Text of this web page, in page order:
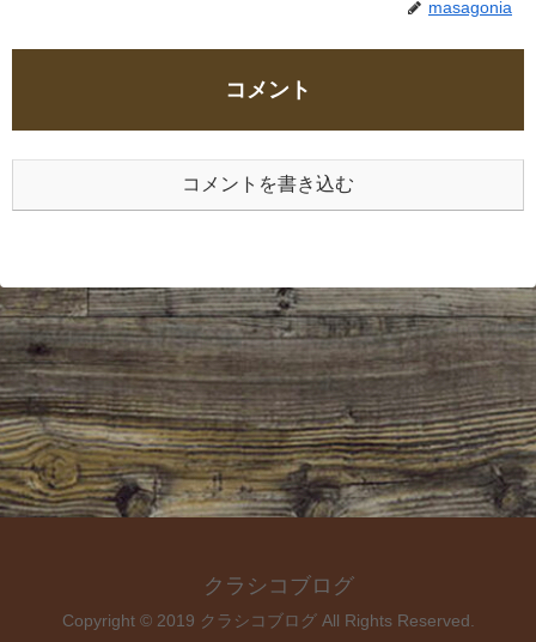
masagonia
コメント
コメントを書き込む
クラシコブログ
Copyright © 2019 クラシコブログ All Rights Reserved.